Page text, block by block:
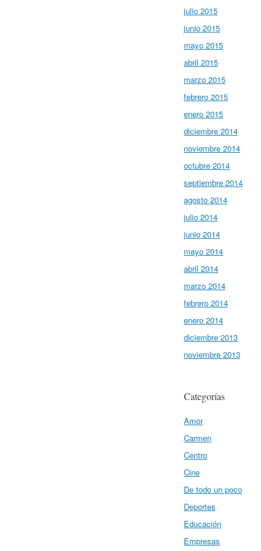
julio 2015
junio 2015
mayo 2015
abril 2015
marzo 2015
febrero 2015
enero 2015
diciembre 2014
noviembre 2014
octubre 2014
septiembre 2014
agosto 2014
julio 2014
junio 2014
mayo 2014
abril 2014
marzo 2014
febrero 2014
enero 2014
diciembre 2013
noviembre 2013
Categorías
Amor
Carmen
Centro
Cine
De todo un poco
Deportes
Educación
Empresas